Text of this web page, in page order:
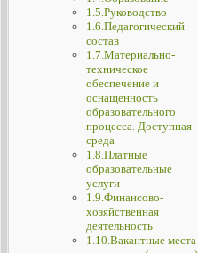
1.5.Руководство
1.6.Педагогический
состав
1.7.Материально-
техническое
обеспечение и
оснащенность
образовательного
процесса. Доступная
среда
1.8.Платные
образовательные
услуги
1.9.Финансово-
хозяйственная
деятельность
1.10.Вакантные места